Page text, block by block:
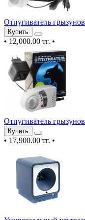
Отпугиватель
Купить
• 12,000.00 тг. •
Отпугиватель
Купить
• 17,900.00 тг. •